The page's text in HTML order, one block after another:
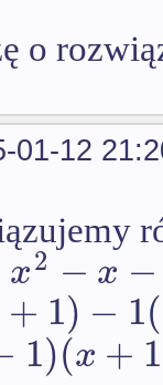
o
01-12
x2 − x −
+ 1) − 1(
1)(x + 1